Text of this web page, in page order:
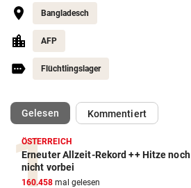
Bangladesch
AFP
Flüchtlingslager
Gelesen(ausgewählt)Kommentiert
ÖSTERREICH
Erneuter Allzeit-Rekord ++ Hitze noch
nicht vorbei
160.458 mal gelesen